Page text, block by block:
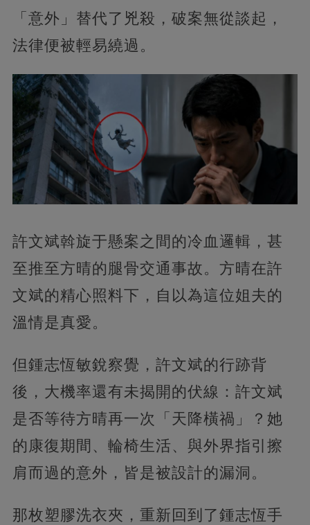
「意外」替代了兇殺，破案無從談起，
法律便被輕易繞過。
許文斌斡旋于懸案之間的冷血邏輯，甚
至推至方晴的腿骨交通事故。方晴在許
文斌的精心照料下，自以為這位姐夫的
溫情是真愛。
但鍾志恆敏銳察覺，許文斌的行跡背
後，大機率還有未揭開的伏線：許文斌
是否等待方晴再一次「天降橫禍」？她
的康復期間、輪椅生活、與外界指引擦
肩而過的意外，皆是被設計的漏洞。
那枚塑膠洗衣夾，重新回到了鍾志恆手